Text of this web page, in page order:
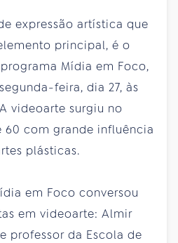
expressão artística que
principal, é o
Mídia em Foco,
feira, dia 27, às
videoarte surgiu no
com grande influência
plásticas.
em Foco conversou
em videoarte: Almir
professor da Escola de